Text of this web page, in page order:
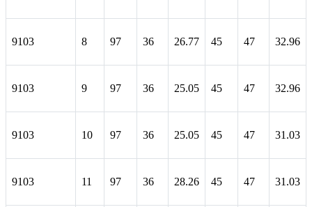
9103 8 97 36 26.77 45 47 32.96
9103 9 97 36 25.05 45 47 32.96
9103 10 97 36 25.05 45 47 31.03
9103 11 97 36 28.26 45 47 31.03